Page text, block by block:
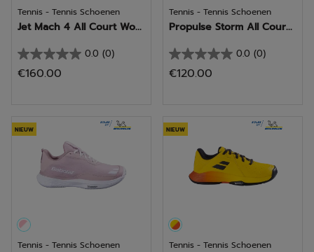
Tennis - Tennis Schoenen
Jet Mach 4 All Court Wo...
0.0 (0)
0.0
van
sterren.
€160.00
Tennis - Tennis Schoenen
Propulse Storm All Cour...
0.0 (0)
0.0
van
sterren.
€120.00
NIEUW
Tennis - Tennis Schoenen
NIEUW
Tennis - Tennis Schoenen